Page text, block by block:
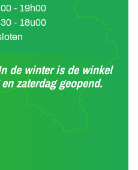
- 19h00
- 18u00
de winter is de winkel
zaterdag geopend.